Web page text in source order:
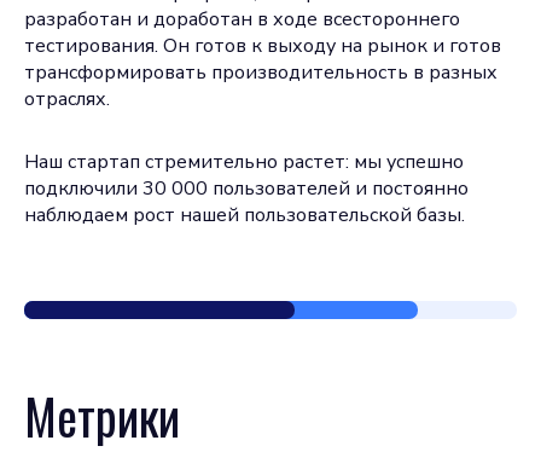
разработан и доработан в ходе всестороннего
тестирования. Он готов к выходу на рынок и готов
трансформировать производительность в разных
отраслях.
Наш стартап стремительно растет: мы успешно
подключили 30 000 пользователей и постоянно
наблюдаем рост нашей пользовательской базы.
Метрики